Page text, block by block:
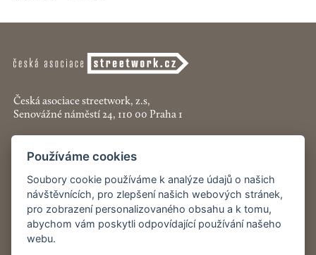
Česká asociace streetwork, z.s,
Senovážné náměstí 24, 110 00 Praha 1
+420 774 913 777
asociace@streetwork.cz
Nastavení cookies
Restartshop.cz
Používáme cookies
Soubory cookie používáme k analýze údajů o našich
návštěvnících, pro zlepšení našich webových stránek,
pro zobrazení personalizovaného obsahu a k tomu,
abychom vám poskytli odpovídající používání našeho
webu.